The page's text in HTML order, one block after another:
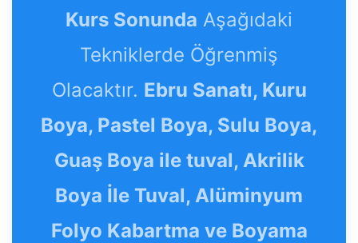
Kurs Sonunda Aşağıdaki
Tekniklerde Öğrenmiş
Olacaktır. Ebru Sanatı, Kuru
Boya, Pastel Boya, Sulu Boya,
Guaş Boya ile tuval, Akrilik
Boya İle Tuval, Alüminyum
Folyo Kabartma ve Boyama